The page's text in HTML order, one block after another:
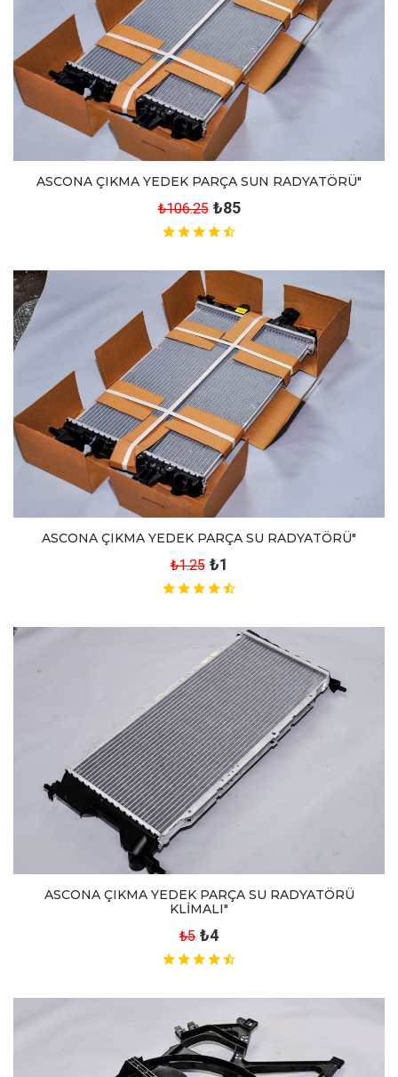
ASCONA ÇIKMA YEDEK PARÇA SUN RADYATÖRÜ"
₺106.25 ₺85
ASCONA ÇIKMA YEDEK PARÇA SU RADYATÖRÜ"
₺1.25 ₺1
ASCONA ÇIKMA YEDEK PARÇA SU RADYATÖRÜ
KLİMALI"
₺5 ₺4